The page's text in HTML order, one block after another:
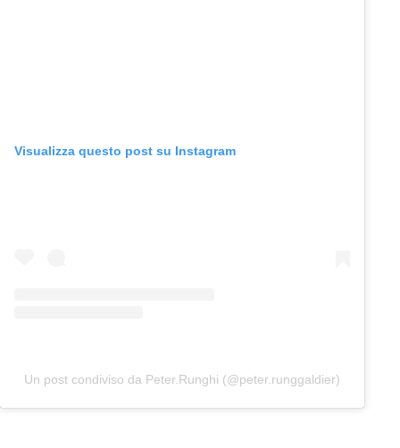
Visualizza questo post su Instagram
Un post condiviso da Peter.Runghi (@peter.runggaldier)